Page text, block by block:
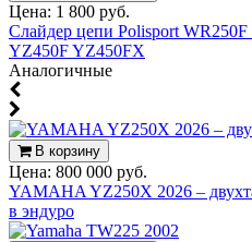
Цена: 1 800 руб.
Слайдер цепи Polisport
YZ450F YZ450FX
Аналогичные
В корзину
Цена: 800 000 руб.
YAMAHA YZ250X 2026 –
в эндуро